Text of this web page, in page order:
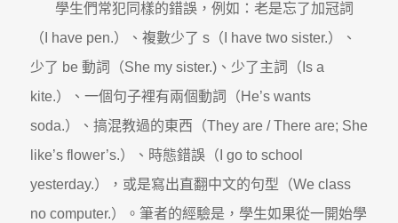
學生們常犯同樣的錯誤，例如：老是忘了加冠詞
（I have pen.）、複數少了 s（I have two sister.）、
少了 be 動詞（She my sister.)、少了主詞（Is a
kite.）、一個句子裡有兩個動詞（He’s wants
soda.）、搞混教過的東西（They are / There are; She
like’s flower’s.）、時態錯誤（I go to school
yesterday.），或是寫出直翻中文的句型（We class
no computer.）。筆者的經驗是，學生如果從一開始學